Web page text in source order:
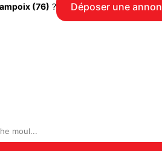
(76) ? Déposer une
moul...